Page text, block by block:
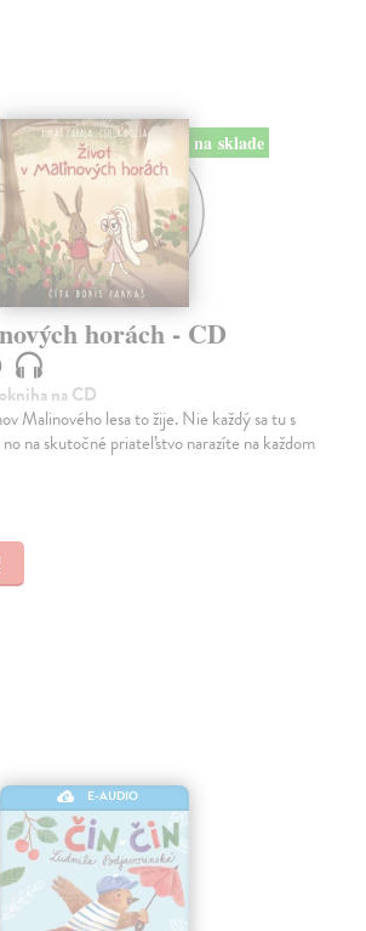
na sklade
horách - CD
na CD
Malinového lesa to žije. Nie každý sa tu s
na skutočné priateľstvo narazíte na každom
E-AUDIO